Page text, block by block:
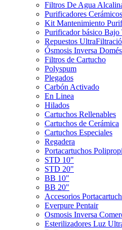
Filtros De Agua
Purificadores Cerámicos
Kit Mantenimiento
Purificador básico Bajo
Repuestos
Ósmosis Inversa
Filtros de Cartucho
Polyspum
Plegados
Carbón Activado
En Linea
Hilados
Cartuchos Rellenables
Cartuchos de Cerámica
Cartuchos Especiales
Regadera
Portacartuchos
STD 10"
STD 20"
BB 10"
BB 20"
Accesorios
Everpure Pentair
Osmosis Inversa
Esterilizadores Luz